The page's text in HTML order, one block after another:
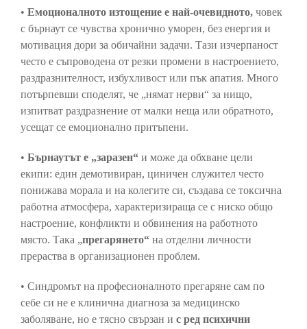
• Емоционалното изтощение е най-очевидното, човек
с бърнаут се чувства хронично уморен, без енергия и
мотивация дори за обичайни задачи. Тази изчерпаност
често е съпроводена от резки промени в настроението,
раздразнителност, избухливост или пък апатия. Много
потърпевши споделят, че „нямат нерви“ за нищо,
изпитват раздразнение от малки неща или обратното,
усещат се емоционално притъпени.
• Бърнаутът е „заразен“ и може да обхване цели
екипи: един демотивиран, циничен служител често
понижава морала и на колегите си, създава се токсична
работна атмосфера, характеризираща се с ниско общо
настроение, конфликти и обвинения на работното
място. Така „прегарянето“ на отделни личности
прераства в организационен проблем.
• Синдромът на професионалното прегаряне сам по
себе си не е клинична диагноза за медицинско
заболяване, но е тясно свързан и с ред психични